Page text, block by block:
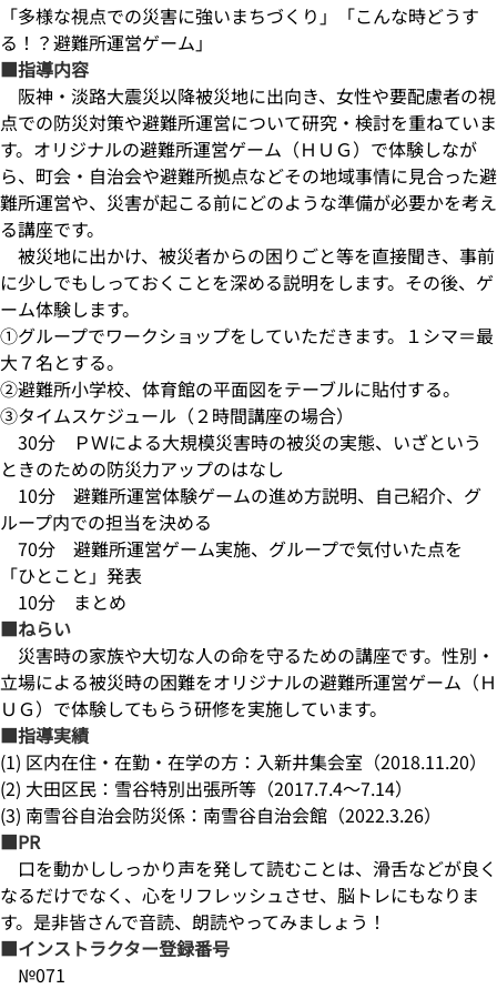
「多様な視点での災害に強いまちづくり」「こんな時どうす
る！？避難所運営ゲーム」
■指導内容
阪神・淡路大震災以降被災地に出向き、女性や要配慮者の視
点での防災対策や避難所運営について研究・検討を重ねていま
す。オリジナルの避難所運営ゲーム（ＨＵＧ）で体験しなが
ら、町会・自治会や避難所拠点などその地域事情に見合った避
難所運営や、災害が起こる前にどのような準備が必要かを考え
る講座です。
被災地に出かけ、被災者からの困りごと等を直接聞き、事前
に少しでもしっておくことを深める説明をします。その後、ゲ
ーム体験します。
①グループでワークショップをしていただきます。１シマ＝最
大７名とする。
②避難所小学校、体育館の平面図をテーブルに貼付する。
③タイムスケジュール（２時間講座の場合）
30分 ＰＷによる大規模災害時の被災の実態、いざという
ときのための防災力アップのはなし
10分 避難所運営体験ゲームの進め方説明、自己紹介、グ
ループ内での担当を決める
70分 避難所運営ゲーム実施、グループで気付いた点を
「ひとこと」発表
10分 まとめ
■ねらい
災害時の家族や大切な人の命を守るための講座です。性別・
立場による被災時の困難をオリジナルの避難所運営ゲーム（Ｈ
ＵＧ）で体験してもらう研修を実施しています。
■指導実績
(1) 区内在住・在勤・在学の方：入新井集会室（2018.11.20）
(2) 大田区民：雪谷特別出張所等（2017.7.4～7.14）
(3) 南雪谷自治会防災係：南雪谷自治会館（2022.3.26）
■PR
口を動かししっかり声を発して読むことは、滑舌などが良く
なるだけでなく、心をリフレッシュさせ、脳トレにもなりま
す。是非皆さんで音読、朗読やってみましょう！
■インストラクター登録番号
№071